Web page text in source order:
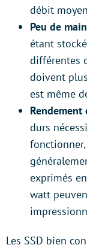
débit
Peu de
étant
différentes
doivent
est même
durs
exprimés
watt
Les SSD bien